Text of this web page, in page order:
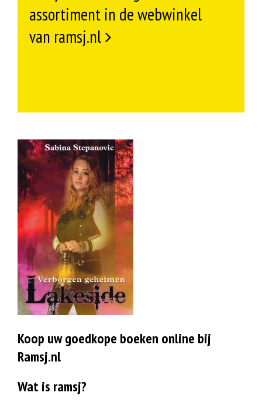
assortiment in de webwinkel
van ramsj.nl
Koop uw goedkope boeken online bij
Ramsj.nl
Wat is ramsj?